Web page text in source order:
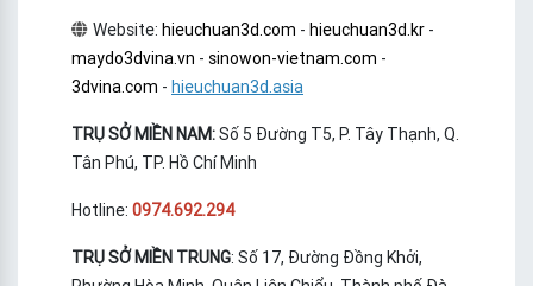
Website: hieuchuan3d.com - hieuchuan3d.kr-
maydo3dvina.vn - sinowon-vietnam.com -
3dvina.com - hieuchuan3d.asia
TRỤ SỞ MIỀN NAM:Số 5 Đường T5, P. Tây Thạnh, Q.
Tân Phú, TP. Hồ Chí Minh
Hotline: 0974.692.294
TRỤ SỞ MIỀN TRUNG: Số 17, Đường Đồng Khởi,